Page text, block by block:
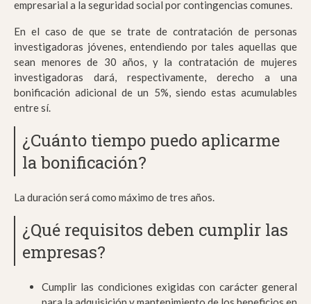
empresarial a la seguridad social por contingencias comunes.
En el caso de que se trate de contratación de personas
investigadoras jóvenes, entendiendo por tales aquellas que
sean menores de 30 años, y la contratación de mujeres
investigadoras dará, respectivamente, derecho a una
bonificación adicional de un 5%, siendo estas acumulables
entre sí.
¿Cuánto tiempo puedo aplicarme
la bonificación?
La duración será como máximo de tres años.
¿Qué requisitos deben cumplir las
empresas?
Cumplir las condiciones exigidas con carácter general